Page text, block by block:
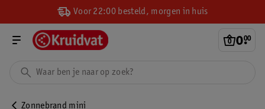
Voor 22:00 besteld, morgen in huis
0.
00
Zonnebrand mini